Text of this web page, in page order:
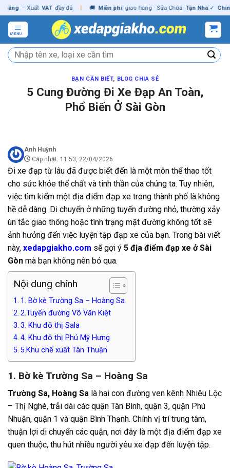
Skip
to
content
– Xuất VAT đầy đủ | 🚚 Miễn phí giao hàng - Sửa Chữa Tận Nhà ✓ Chính
MENU
Tìm
kiếm:
BẠN CẦN BIẾT, BLOG CHIA SẺ
5 Cung Đường Đi Xe Đạp An Toàn,
Phổ Biến Ở Sài Gòn
Anh Huỳnh
Cập nhật: 11:53, 22/04/2026
Đi xe đạp từ lâu đã được biết đến là một môn thể thao tốt
cho sức khỏe thể chất và tinh thần của chúng ta. Tuy nhiên,
việc tìm kiếm một địa điểm đạp xe trong thành phố là không
hề dễ dàng. Di chuyển ở những tuyến đường nhỏ, thường xảy
ùn tắc giao thông hoặc tình trạng mặt đường không tốt sẽ
ảnh hưởng đến việc luyện tập đạp xe của bạn. Trong bài viết
này, xedapgiakho.com sẽ gợi ý 5 địa điểm đạp xe ở Sài
Gòn mà bạn không nên bỏ qua.
Nội dung chính
1. Bờ kè Trường Sa – Hoàng Sa
2.Tuyến đường Võ Văn Kiệt
3. Khu đô thị Sala
4. Khu đô thị Phú Mỹ Hưng
5.Khu chế xuất Tân Thuận
1. Bờ kè Trường Sa – Hoàng Sa
Trường Sa, Hoàng Sa là hai con đường ven kênh Nhiêu Lộc
– Thị Nghè, trải dài các quận Tân Bình, quận 3, quận Phú
Nhuận, quận 1 và quận Bình Thạnh. Chính vị trí trung tâm,
thuận lợi di chuyển các quận, nơi đây là một địa điểm đạp xe
quen thuộc, thu hút nhiều người yêu xe đạp đến luyện tập.